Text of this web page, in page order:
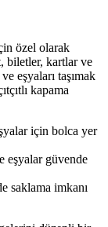
özel olarak
biletler, kartlar ve
eşyaları taşımak
kapama
için bolca yer
eşyalar güvende
saklama imkanı